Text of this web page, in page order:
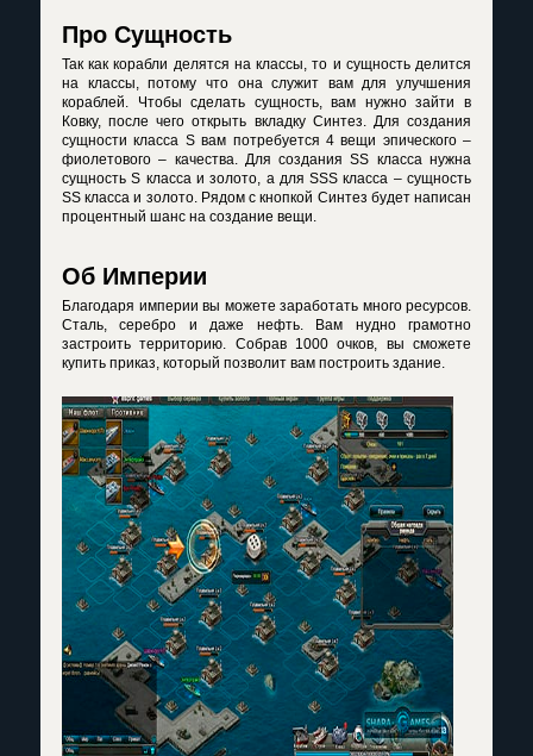
Про Сущность
Так как корабли делятся на классы, то и сущность делится
на классы, потому что она служит вам для улучшения
кораблей. Чтобы сделать сущность, вам нужно зайти в
Ковку, после чего открыть вкладку Синтез. Для создания
сущности класса Sвам потребуется 4 вещи эпического –
фиолетового – качества. Для созданияSS класса нужна
сущностьS класса и золото, а дляSSS класса – сущность
SS класса и золото. Рядом с кнопкой Синтез будет написан
процентный шанс на создание вещи.
Об Империи
Благодаря империи вы можете заработать много ресурсов.
Сталь, серебро и даже нефть. Вам нудно грамотно
застроить территорию. Собрав 1000 очков, вы сможете
купить приказ, который позволит вам построить здание.